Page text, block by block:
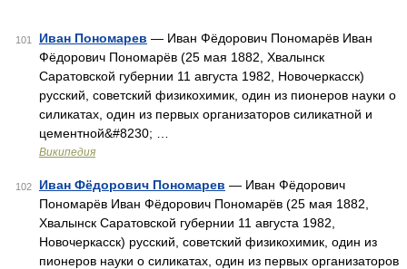
101 Иван Пономарев — Иван Фёдорович Пономарёв Иван
Фёдорович Пономарёв (25 мая 1882, Хвалынск
Саратовской губернии 11 августа 1982, Новочеркасск)
русский, советский физикохимик, один из пионеров науки о
силикатах, один из первых организаторов силикатной и
цементной&#8230; …
Википедия
102 Иван Фёдорович Пономарев — Иван Фёдорович
Пономарёв Иван Фёдорович Пономарёв (25 мая 1882,
Хвалынск Саратовской губернии 11 августа 1982,
Новочеркасск) русский, советский физикохимик, один из
пионеров науки о силикатах, один из первых организаторов